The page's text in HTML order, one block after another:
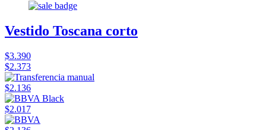
Vestido Toscana corto
$3.390
$2.373
$2.136
$2.017